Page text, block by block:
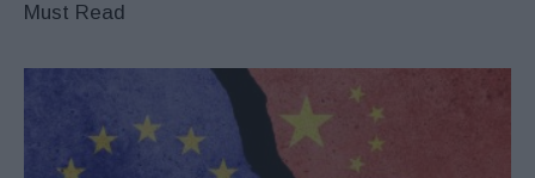
Must Read